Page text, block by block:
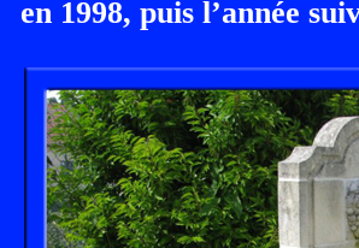
en 1998, puis l’année